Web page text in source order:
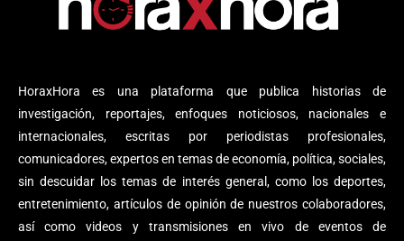
HoraxHora es una plataforma que publica historias de
investigación, reportajes, enfoques noticiosos, nacionales e
internacionales, escritas por periodistas profesionales,
comunicadores, expertos en temas de economía, política, sociales,
sin descuidar los temas de interés general, como los deportes,
entretenimiento, artículos de opinión de nuestros colaboradores,
así como videos y transmisiones en vivo de eventos de